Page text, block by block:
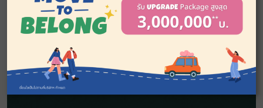
BUILDING
HAPPINESS